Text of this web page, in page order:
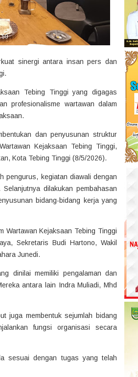
sinergi antara insan pers dan
Tebing Tinggi yang digagas
profesionalisme wartawan dalam
dan penyusunan struktur
Kejaksaan Tebing Tinggi,
Kota Tebing Tinggi (8/5/2026).
pengurus, kegiatan diawali dengan
dilakukan pembahasan
bidang-bidang kerja yang
Wartawan Kejaksaan Tebing Tinggi
Sekretaris Budi Hartono, Wakil
Junedi.
dinilai memiliki pengalaman dan
antara lain Indra Muliadi, Mhd
juga membentuk sejumlah bidang
fungsi organisasi secara
sesuai dengan tugas yang telah